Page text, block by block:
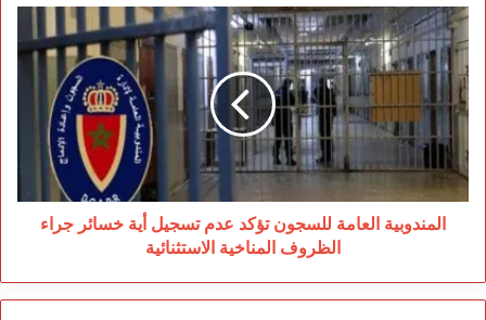
المندوبية
العامة
للسجون
تؤكد
عدم
تسجيل
أية
خسائر
جراء
الظروف
المناخية
المندوبية العامة للسجون تؤكد عدم تسجيل أية خسائر جراء
الظروف المناخية الاستثنائية